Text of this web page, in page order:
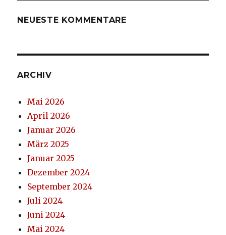
NEUESTE KOMMENTARE
ARCHIV
Mai 2026
April 2026
Januar 2026
März 2025
Januar 2025
Dezember 2024
September 2024
Juli 2024
Juni 2024
Mai 2024